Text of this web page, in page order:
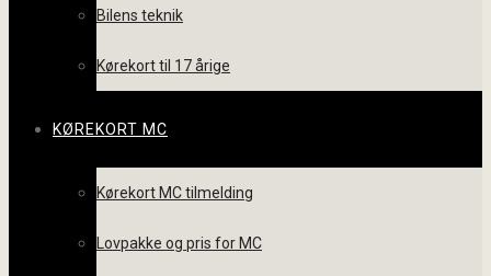
Bilens teknik
Kørekort til 17 årige
KØREKORT MC
Kørekort MC tilmelding
Lovpakke og pris for MC